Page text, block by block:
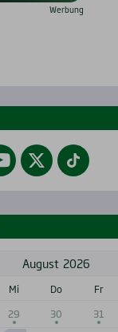
TwitterTikTok
August 2026
Mi Do Fr
29 30 31